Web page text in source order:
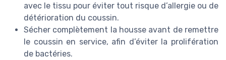
avec le tissu pour éviter tout risque d’allergie ou de
détérioration du coussin.
Sécher complètement la housse avant de remettre
le coussin en service, afin d’éviter la prolifération
de bactéries.